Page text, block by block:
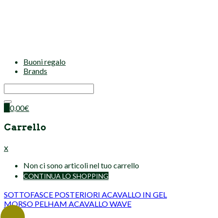
Buoni regalo
Brands
0,00€
Carrello
x
Non ci sono articoli nel tuo carrello
CONTINUA LO SHOPPING
SOTTOFASCE POSTERIORI ACAVALLO IN GEL
MORSO PELHAM ACAVALLO WAVE